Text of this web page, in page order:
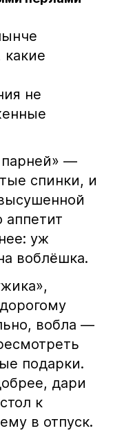
какие
не
парней» —
спинки, и
аппетит
уж
воблёшка.
вобла —
подарки.
дари
к
в отпуск.